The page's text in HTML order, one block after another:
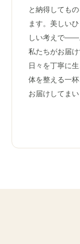
と納得しても
ます。美しい
しい考えで——
私たちがお届
日々を丁寧に
体を整える一
お届けしてまい